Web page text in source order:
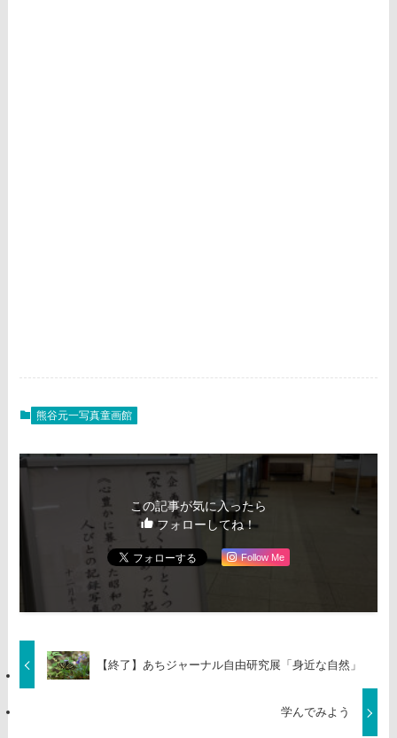
熊谷元一写真童画館
この記事が気に入ったら
フォローしてね！
Follow Me
【終了】あちジャーナル自由研究展「身近な自然」
学んでみよう